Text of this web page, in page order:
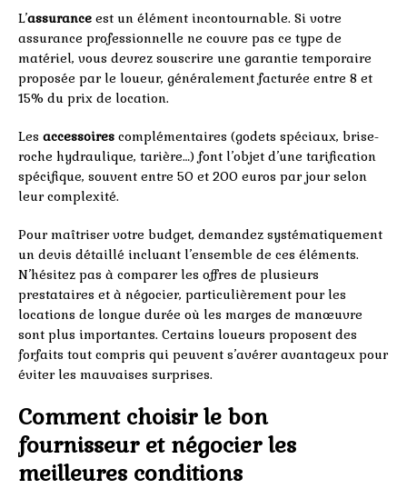
L’assurance est un élément incontournable. Si votre
assurance professionnelle ne couvre pas ce type de
matériel, vous devrez souscrire une garantie temporaire
proposée par le loueur, généralement facturée entre 8 et
15% du prix de location.
Les accessoires complémentaires (godets spéciaux, brise-
roche hydraulique, tarière…) font l’objet d’une tarification
spécifique, souvent entre 50 et 200 euros par jour selon
leur complexité.
Pour maîtriser votre budget, demandez systématiquement
un devis détaillé incluant l’ensemble de ces éléments.
N’hésitez pas à comparer les offres de plusieurs
prestataires et à négocier, particulièrement pour les
locations de longue durée où les marges de manœuvre
sont plus importantes. Certains loueurs proposent des
forfaits tout compris qui peuvent s’avérer avantageux pour
éviter les mauvaises surprises.
Comment choisir le bon
fournisseur et négocier les
meilleures conditions